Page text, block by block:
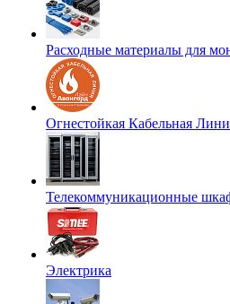
Расходные материалы для
Огнестойкая Кабельная
Телекоммуникационные
Электрика